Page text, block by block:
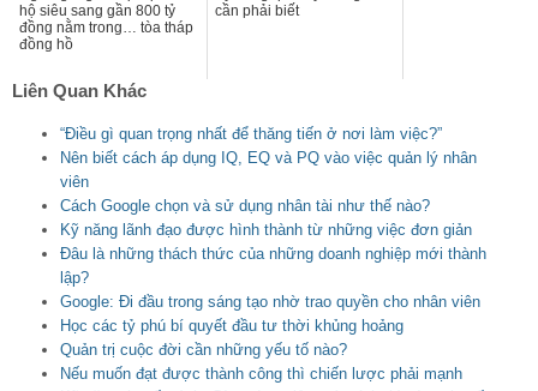
hộ siêu sang gần 800 tỷ
đồng nằm trong… tòa tháp
đồng hồ
cần phải biết
Liên Quan Khác
“Điều gì quan trọng nhất để thăng tiến ở nơi làm việc?”
Nên biết cách áp dụng IQ, EQ và PQ vào việc quản lý nhân
viên
Cách Google chọn và sử dụng nhân tài như thế nào?
Kỹ năng lãnh đạo được hình thành từ những việc đơn giản
Đâu là những thách thức của những doanh nghiệp mới thành
lập?
Google: Đi đầu trong sáng tạo nhờ trao quyền cho nhân viên
Học các tỷ phú bí quyết đầu tư thời khủng hoảng
Quản trị cuộc đời cần những yếu tố nào?
Nếu muốn đạt được thành công thì chiến lược phải mạnh